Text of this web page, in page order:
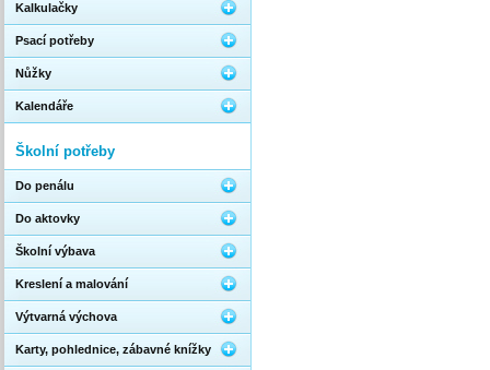
Kalkulačky
Psací potřeby
Nůžky
Kalendáře
Školní potřeby
Do penálu
Do aktovky
Školní výbava
Kreslení a malování
Výtvarná výchova
Karty, pohlednice, zábavné knížky